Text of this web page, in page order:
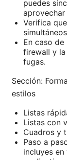
puedes
Verifica
En caso
firewall y
fugas.
Sección:
estilos
Listas
Listas con
Cuadros y
Paso a
incluyes